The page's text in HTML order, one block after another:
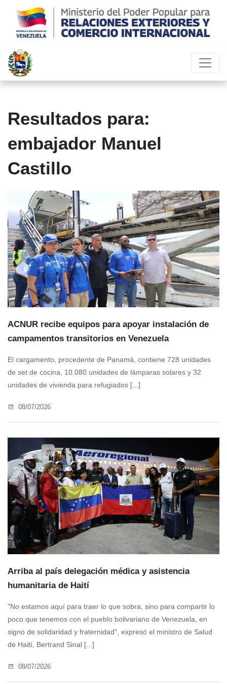
Resultados para:
embajador Manuel
Castillo
ACNUR recibe equipos para apoyar instalación de
campamentos transitorios en Venezuela
El cargamento, procedente de Panamá, contiene 728 unidades
de set de cocina, 10.080 unidades de lámparas solares y 32
unidades de vivienda para refugiados [...]
08/07/2026
Arriba al país delegación médica y asistencia
humanitaria de Haití
"No estamos aquí para traer lo que sobra, sino para compartir lo
poco que tenemos con el pueblo bolivariano de Venezuela, en
signo de solidaridad y fraternidad", expresó el ministro de Salud
de Haití, Bertrand Sinal [...]
08/07/2026